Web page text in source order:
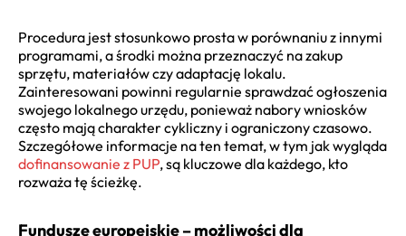
Procedura jest stosunkowo prosta w porównaniu z innymi
programami, a środki można przeznaczyć na zakup
sprzętu, materiałów czy adaptację lokalu.
Zainteresowani powinni regularnie sprawdzać ogłoszenia
swojego lokalnego urzędu, ponieważ nabory wniosków
często mają charakter cykliczny i ograniczony czasowo.
Szczegółowe informacje na ten temat, w tym jak wygląda
dofinansowanie z PUP, są kluczowe dla każdego, kto
rozważa tę ścieżkę.
Fundusze europejskie – możliwości dla